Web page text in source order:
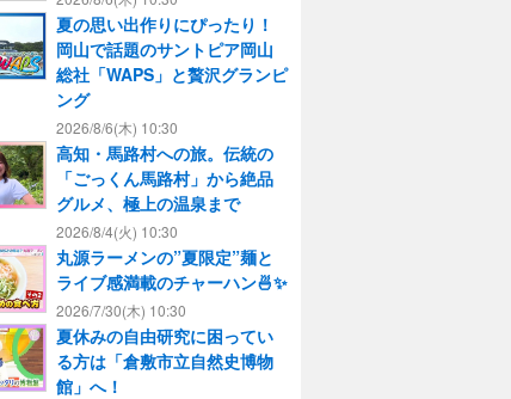
夏の思い出作りにぴったり！
岡山で話題のサントピア岡山
総社「WAPS」と贅沢グランピ
ング
2026/8/6(木) 10:30
高知・馬路村への旅。伝統の
「ごっくん馬路村」から絶品
グルメ、極上の温泉まで
2026/8/4(火) 10:30
丸源ラーメンの”夏限定”麺と
ライブ感満載のチャーハン🍜✨
2026/7/30(木) 10:30
夏休みの自由研究に困ってい
る方は「倉敷市立自然史博物
館」へ！